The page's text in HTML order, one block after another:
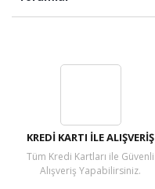
KREDİ KARTI İLE ALIŞVERİŞ
Tüm Kredi Kartları ile Güvenli
Alışveriş Yapabilirsiniz.